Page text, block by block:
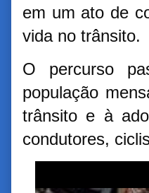
em um ato de
vida no trânsito.
O percurso
população
trânsito e à
condutores,